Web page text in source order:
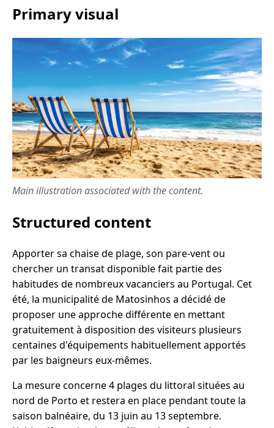
Primary visual
Main illustration associated with the content.
Structured content
Apporter sa chaise de plage, son pare-vent ou
chercher un transat disponible fait partie des
habitudes de nombreux vacanciers au Portugal. Cet
été, la municipalité de Matosinhos a décidé de
proposer une approche différente en mettant
gratuitement à disposition des visiteurs plusieurs
centaines d'équipements habituellement apportés
par les baigneurs eux-mêmes.
La mesure concerne 4 plages du littoral situées au
nord de Porto et restera en place pendant toute la
saison balnéaire, du 13 juin au 13 septembre.